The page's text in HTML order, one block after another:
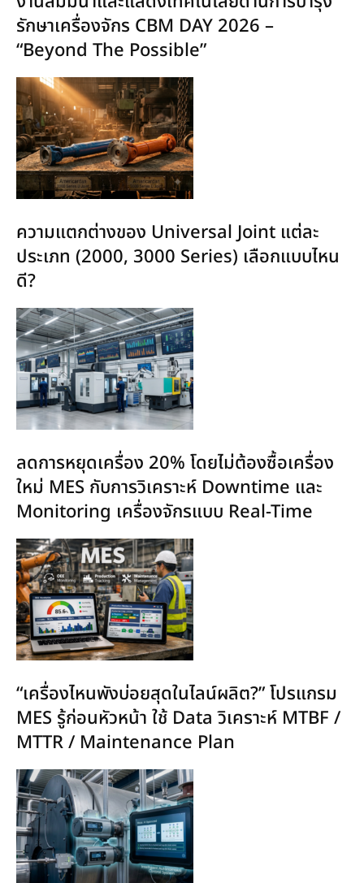
รักษาเครื่องจักร CBM DAY 2026 –
“Beyond The Possible”
ความแตกต่างของ Universal Joint แต่ละ
ประเภท (2000, 3000 Series) เลือกแบบไหน
ดี?
ลดการหยุดเครื่อง 20% โดยไม่ต้องซื้อเครื่อง
ใหม่ MES กับการวิเคราะห์ Downtime และ
Monitoring เครื่องจักรแบบ Real-Time
“เครื่องไหนพังบ่อยสุดในไลน์ผลิต?” โปรแกรม
MES รู้ก่อนหัวหน้า ใช้ Data วิเคราะห์ MTBF /
MTTR / Maintenance Plan